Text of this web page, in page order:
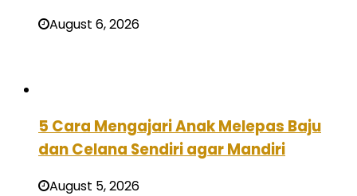
August 6, 2026
5 Cara Mengajari Anak Melepas Baju
dan Celana Sendiri agar Mandiri
August 5, 2026